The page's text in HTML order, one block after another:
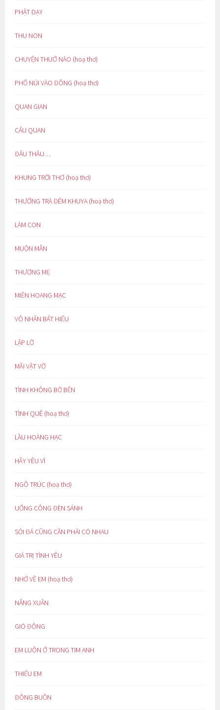
PHẬT DẠY
THU NON
CHUYỆN THUỞ NÀO (hoạ thơ)
PHỐ NÚI VÀO ĐÔNG (hoạ thơ)
QUAN GIAN
CẨU QUAN
ĐẤU THẦU…
KHUNG TRỜI THƠ (hoạ thơ)
THƯỞNG TRÀ ĐÊM KHUYA (hoạ thơ)
LÀM CON
MUỘN MẰN
THƯƠNG MẸ
MIỀN HOANG MẠC
VÔ NHÂN BẤT HIẾU
LẬP LỜ
MÃI VẬT VỜ
TÌNH KHÔNG BỜ BẾN
TÌNH QUÊ (hoạ thơ)
LẦU HOÀNG HẠC
HÃY YÊU VÌ
NGÕ TRÚC (hoạ thơ)
UỔNG CÔNG ĐÈN SÁNH
SỎI ĐÁ CŨNG CẦN PHẢI CÓ NHAU
GIÁ TRỊ TÌNH YÊU
NHỚ VỀ EM (hoạ thơ)
NẮNG XUÂN
GIÓ ĐÔNG
EM LUÔN Ở TRONG TIM ANH
THIẾU EM
ĐÔNG BUỒN